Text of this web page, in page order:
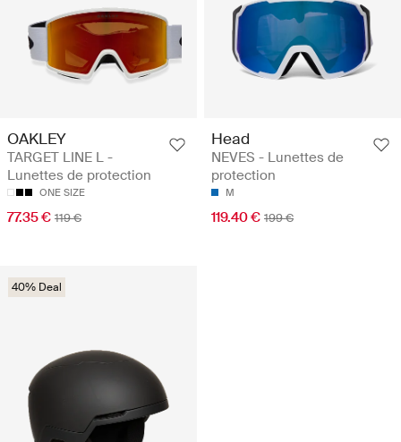
OAKLEY
TARGET LINE L -
Lunettes de protection
ONE SIZE
77.35 € 119 €
Head
NEVES - Lunettes de
protection
M
119.40 € 199 €
40% Deal